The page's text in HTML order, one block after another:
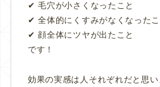
✔︎ 毛穴が小さくなったこと
✔︎ 全体的にくすみがなくなったこ
✔︎ 顔全体にツヤが出たこと
です！
効果の実感は人それぞれだと思い